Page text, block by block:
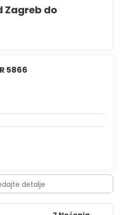
Zagreb do
5866
detalje